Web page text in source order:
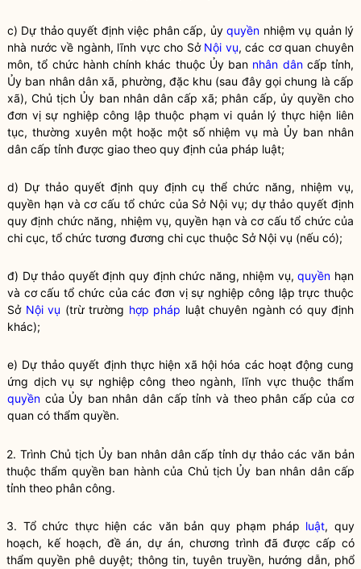
c) Dự thảo quyết định việc phân cấp, ủyquyền nhiệm vụ quản lý
nhà nước về ngành, lĩnh vực cho Sở Nội vụ, các cơ quan chuyên
môn, tổ chức hành chính khác thuộc Ủy ban nhân dâncấp tỉnh,
Ủy ban nhân dânxã, phường, đặc khu (sau đây gọi chung là cấp
xã), Chủ tịch Ủy ban nhân dâncấp xã; phân cấp, ủy quyềncho
đơn vị sự nghiệp công lập thuộc phạm vi quản lý thực hiện liên
tục, thường xuyên một hoặc một số nhiệm vụ mà Ủy ban nhân
dân cấp tỉnh được giao theo quy định của pháp luật;
d) Dự thảo quyết định quy định cụ thể chức năng, nhiệm vụ,
quyền hạn và cơ cấu tổ chức của Sở Nội vụ; dự thảo quyết định
quy định chức năng, nhiệm vụ,quyền hạn và cơ cấu tổ chức của
chi cục, tổ chức tương đương chi cục thuộc Sở Nội vụ (nếu có);
đ) Dự thảo quyết định quy định chức năng, nhiệm vụ,quyền hạn
và cơ cấu tổ chức của các đơn vị sự nghiệp công lập trực thuộc
Sở Nội vụ (trừ trường hợp pháp luật chuyên ngành có quy định
khác);
e) Dự thảo quyết định thực hiện xã hội hóa các hoạt động cung
ứng dịch vụ sự nghiệp công theo ngành, lĩnh vực thuộc thẩm
quyền của Ủy ban nhân dân cấp tỉnh và theo phân cấp của cơ
quan có thẩm quyền.
2. Trình Chủ tịch Ủy ban nhân dâncấp tỉnh dự thảo các văn bản
thuộc thẩm quyềnban hành của Chủ tịch Ủy ban nhân dâncấp
tỉnh theo phân công.
3. Tổ chức thực hiện các văn bản quy phạm pháp luật, quy
hoạch, kế hoạch, đề án, dự án, chương trình đã được cấp có
thẩmquyền phê duyệt; thông tin, tuyên truyền, hướng dẫn, phổ